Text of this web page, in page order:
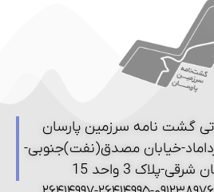
گشت نامه سرزمین پارسان
خیابان مصدق(نفت)جنوبی-
پلاک 3 واحد 15